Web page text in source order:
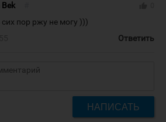
пор ржу не могу )))
Ответить
НАПИСАТЬ